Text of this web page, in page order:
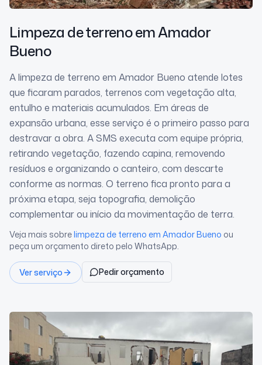
Limpeza de terrenoem Amador
Bueno
A limpeza de terreno em Amador Bueno atende lotes
que ficaram parados, terrenos com vegetação alta,
entulho e materiais acumulados. Em áreas de
expansão urbana, esse serviço é o primeiro passo para
destravar a obra. A SMS executa com equipe própria,
retirando vegetação, fazendo capina, removendo
resíduos e organizando o canteiro, com descarte
conforme as normas. O terreno fica pronto para a
próxima etapa, seja topografia, demolição
complementar ou início da movimentação de terra.
Veja mais sobrelimpeza de terreno em Amador Bueno ou
peça um orçamento direto pelo WhatsApp.
Ver serviço Pedir orçamento